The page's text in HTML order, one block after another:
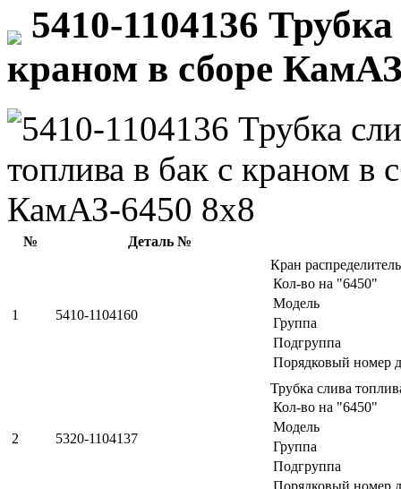
5410-1104136
краном в сборе
№ Деталь №
1 5410-1104160
Кран
Кол-во на "6450"
Модель
Группа
Подгруппа
Порядковый номер
2 5320-1104137
Трубка слива
Кол-во на "6450"
Модель
Группа
Подгруппа
Порядковый номер